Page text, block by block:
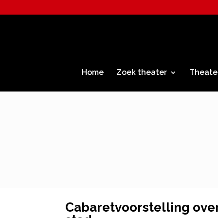
Home Zoek theater
Cabaretvoorstelling